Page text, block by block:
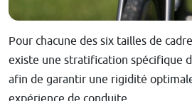
Pour chacune des six tailles de
existe une stratification spécifique
afin de garantir une rigidité